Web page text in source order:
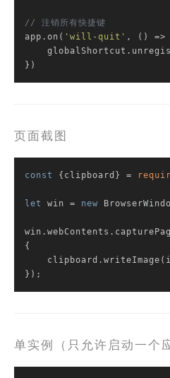
// 注销所有快捷键
app.on( 'will-quit' , () =>
})
页面截图
const {clipboard} =
let win = new
{
});
单实例（只允许启动一个